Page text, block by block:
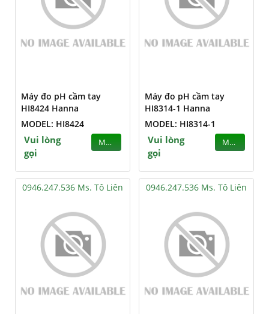
Máy đo pH cầm tay
HI8424 Hanna
MODEL: HI8424
Vui lòng
gọi
MUA
Máy đo pH cầm tay
HI8314-1 Hanna
MODEL: HI8314-1
Vui lòng
gọi
MUA
0946.247.536 Ms. Tô Liên 0946.247.536 Ms. Tô Liên